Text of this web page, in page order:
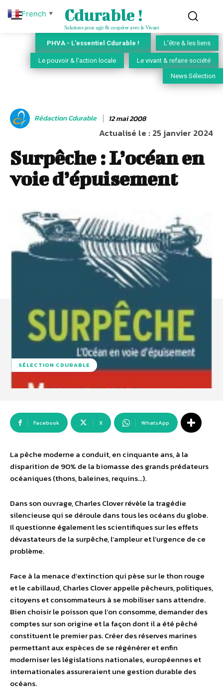
Cdurable !
Solutions pour agir & coopérer avec le Vivant
PHVA - L'essentiel Cdurable ! L'être & les liens
Le pouvoir & l'action locale Le vivant & refaire société
News Sélection
Rédaction Cdurable 12 mai 2008
Actualisé le :25 janvier 2024
Surpêche : L’océan en
voie d’épuisement
SÉLECTION CDURABLE
Facebook X WhatsApp
La pêche moderne a conduit, en cinquante ans, à la
disparition de 90% de la biomasse des grands prédateurs
océaniques (thons, baleines, requins…).
Dans son ouvrage, Charles Clover révèle la tragédie
silencieuse qui se déroule dans tous les océans du globe.
Il questionne également les scientifiques sur les effets
dévastateurs de la surpêche, l’ampleur et l’urgence de ce
problème.
Face à la menace d’extinction qui pèse sur le thon rouge
et le cabillaud, Charles Clover appelle pêcheurs, politiques,
citoyens et consommateurs à se mobiliser sans attendre.
Bien choisir le poisson que l’on consomme, demander des
comptes sur son origine et la façon dont il a été pêché
constituent le premier pas. Créer des réserves marines
permettant aux espèces de se régénérer et enfin
moderniser les législations nationales, européennes et
internationales assureraient une gestion durable des
océans.
French ▼